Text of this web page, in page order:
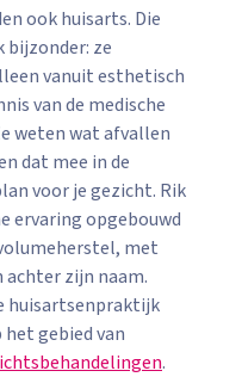
ook huisarts. Die
ze
vanuit esthetisch
van de medische
weten wat afvallen
dat mee in de
voor je gezicht. Rik
ervaring opgebouwd
met
achter zijn naam.
huisartsenpraktijk
gebied van
.